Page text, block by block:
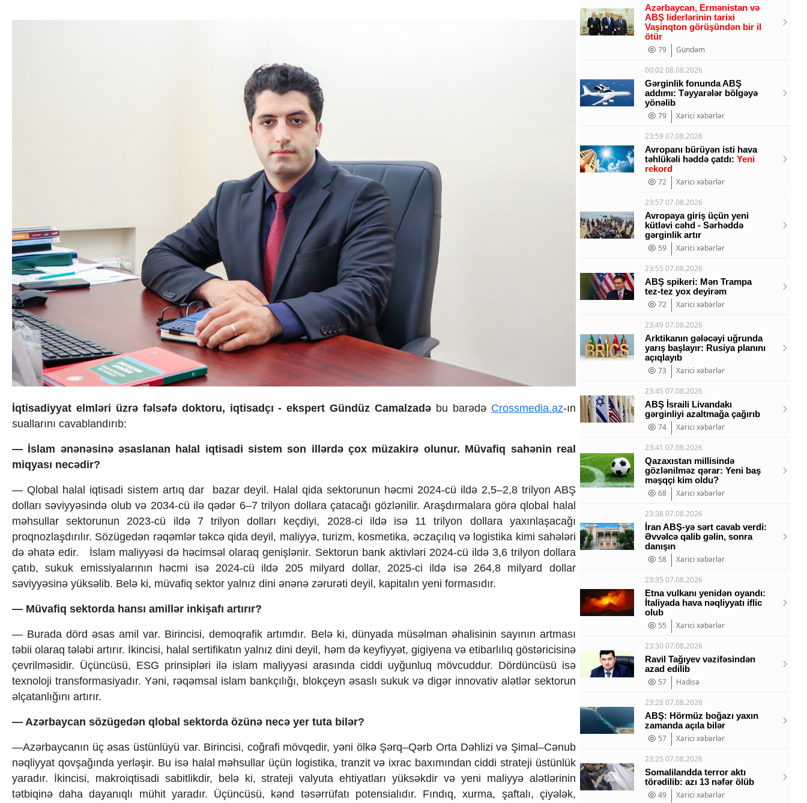
Gənclər və İdman
İqtisadiyyat elmləri üzrə fəlsəfə doktoru, iqtisadçı - ekspert Gündüz Camalzadə bu barədə Crossmedia.az-ın
suallarını cavablandırıb:
— İslam ənənəsinə əsaslanan halal iqtisadi sistem son illərdə çox müzakirə olunur. Müvafiq sahənin real
miqyası necədir?
— Qlobal halal iqtisadi sistem artıq dar bazar deyil. Halal qida sektorunun həcmi 2024-cü ildə 2,5–2,8 trilyon ABŞ
dolları səviyyəsində olub və 2034-cü ilə qədər 6–7 trilyon dollara çatacağı gözlənilir. Araşdırmalara görə qlobal halal
məhsullar sektorunun 2023-cü ildə 7 trilyon dolları keçdiyi, 2028-ci ildə isə 11 trilyon dollara yaxınlaşacağı
proqnozlaşdırılır. Sözügedən rəqəmlər təkcə qida deyil, maliyyə, turizm, kosmetika, əczaçılıq və logistika kimi sahələri
də əhatə edir. İslam maliyyəsi də həcimsəl olaraq genişlənir. Sektorun bank aktivləri 2024-cü ildə 3,6 trilyon dollara
çatıb, sukuk emissiyalarının həcmi isə 2024-cü ildə 205 milyard dollar, 2025-ci ildə isə 264,8 milyard dollar
səviyyəsinə yüksəlib. Belə ki, müvafiq sektor yalnız dini ənənə zərurəti deyil, kapitalın yeni formasıdır.
— Müvafiq sektorda hansı amillər inkişafı artırır?
— Burada dörd əsas amil var. Birincisi, demoqrafik artımdır. Belə ki, dünyada müsəlman əhalisinin sayının artması
təbii olaraq tələbi artırır. İkincisi, halal sertifikatın yalnız dini deyil, həm də keyfiyyət, gigiyena və etibarlılıq göstəricisinə
çevrilməsidir. Üçüncüsü, ESG prinsipləri ilə islam maliyyəsi arasında ciddi uyğunluq mövcuddur. Dördüncüsü isə
texnoloji transformasiyadır. Yəni, rəqəmsal islam bankçılığı, blokçeyn əsaslı sukuk və digər innovativ alətlər sektorun
əlçatanlığını artırır.
— Azərbaycan sözügedən qlobal sektorda özünə necə yer tuta bilər?
—Azərbaycanın üç əsas üstünlüyü var. Birincisi, coğrafi mövqedir, yəni ölkə Şərq–Qərb Orta Dəhlizi və Şimal–Cənub
nəqliyyat qovşağında yerləşir. Bu isə halal məhsullar üçün logistika, tranzit və ixrac baxımından ciddi strateji üstünlük
yaradır. İkincisi, makroiqtisadi sabitlikdir, belə ki, strateji valyuta ehtiyatları yüksəkdir və yeni maliyyə alətlərinin
tətbiqinə daha dayanıqlı mühit yaradır. Üçüncüsü, kənd təsərrüfatı potensialıdır. Fındıq, xurma, şaftalı, çiyələk,
Azərbaycan, Ermənistan və
ABŞ liderlərinin tarixi
Vaşinqton görüşündən bir il
ötür
79
Gündəm
00:02 08.08.2026
Gərginlik fonunda ABŞ
addımı: Təyyarələr bölgəyə
yönəlib
79
Xarici xəbərlər
23:59 07.08.2026
Avropanı bürüyən isti hava
təhlükəli həddə çatdı: Yeni
rekord
72
Xarici xəbərlər
23:57 07.08.2026
Avropaya giriş üçün yeni
kütləvi cəhd - Sərhəddə
gərginlik artır
59
Xarici xəbərlər
23:55 07.08.2026
ABŞ spikeri: Mən Trampa
tez-tez yox deyirəm
72
Xarici xəbərlər
23:49 07.08.2026
Arktikanın gələcəyi uğrunda
yarış başlayır: Rusiya planını
açıqlayıb
73
Xarici xəbərlər
23:45 07.08.2026
ABŞ İsraili Livandakı
gərginliyi azaltmağa çağırıb
74
Xarici xəbərlər
23:41 07.08.2026
Qazaxıstan millisində
gözlənilməz qərar: Yeni baş
məşqçi kim oldu?
68
Xarici xəbərlər
23:38 07.08.2026
İran ABŞ-yə sərt cavab verdi:
Əvvəlcə qalib gəlin, sonra
danışın
58
Xarici xəbərlər
23:35 07.08.2026
Etna vulkanı yenidən oyandı:
İtaliyada hava nəqliyyatı iflic
olub
55
Xarici xəbərlər
23:30 07.08.2026
Ravil Tağıyev vəzifəsindən
azad edilib
57
Hadisə
23:28 07.08.2026
ABŞ: Hörmüz boğazı yaxın
zamanda açıla bilər
57
Xarici xəbərlər
23:25 07.08.2026
Somalilandda terror aktı
törədilib: azı 13 nəfər ölüb
49
Xarici xəbərlər